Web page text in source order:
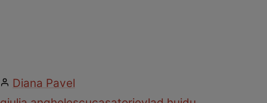
Diana Pavel